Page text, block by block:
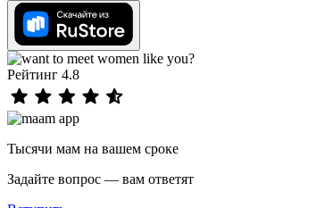
Рейтинг 4.8
Тысячи мам на вашем сроке
Задайте вопрос — вам ответят